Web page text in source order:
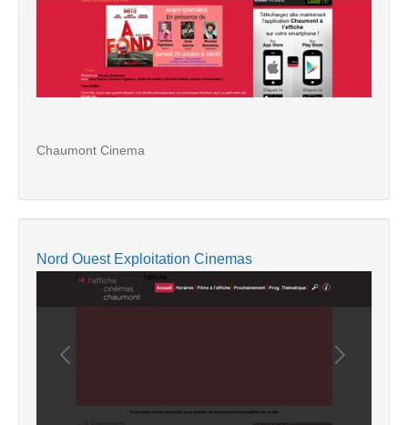
Chaumont Cinema
Nord Ouest Exploitation Cinemas